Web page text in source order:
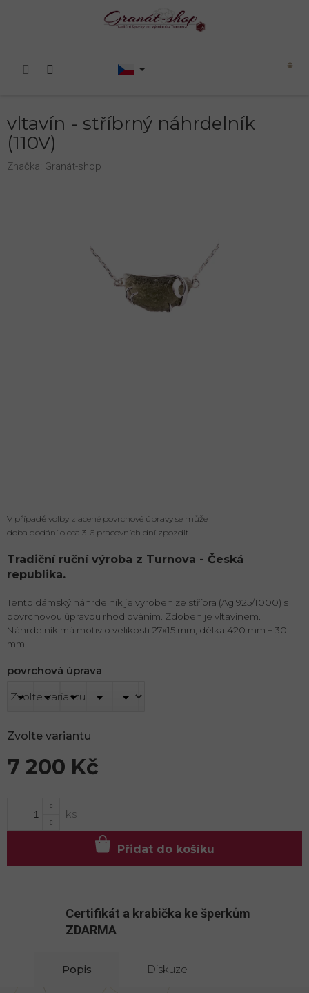
Nákupní
vltavín - stříbrný náhrdelník
(110V)
Značka: Granát-shop
7 200 Kč
Zvolte variantu
povrchová úprava
Přidat do košíku
V případě volby zlacené povrchové úpravy se může
doba dodání o cca 3-6 pracovních dní zpozdit.
Tradiční ruční výroba z Turnova - Česká
republika.
Tento dámský náhrdelník je vyroben ze stříbra (Ag 925/1000) s
povrchovou úpravou rhodiováním. Zdoben je vltavínem.
Náhrdelník má motiv o velikosti 27x15 mm, délka 420 mm + 30
mm.
Certifikát a krabička ke šperkům
ZDARMA
Popis Diskuze